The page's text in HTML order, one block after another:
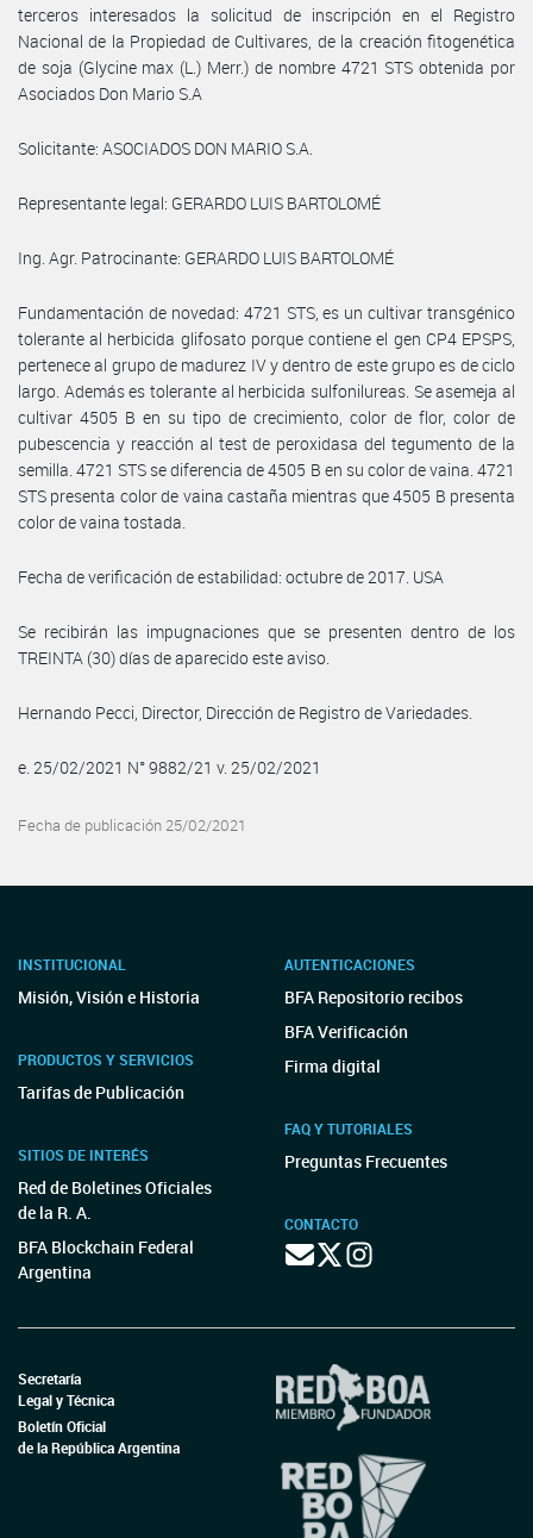
terceros interesados la solicitud de inscripción en el Registro
Nacional de la Propiedad de Cultivares, de la creación fitogenética
de soja (Glycine max (L.) Merr.) de nombre 4721 STS obtenida por
Asociados Don Mario S.A
Solicitante: ASOCIADOS DON MARIO S.A.
Representante legal: GERARDO LUIS BARTOLOMÉ
Ing. Agr. Patrocinante: GERARDO LUIS BARTOLOMÉ
Fundamentación de novedad: 4721 STS, es un cultivar transgénico
tolerante al herbicida glifosato porque contiene el gen CP4 EPSPS,
pertenece al grupo de madurez IV y dentro de este grupo es de ciclo
largo. Además es tolerante al herbicida sulfonilureas. Se asemeja al
cultivar 4505 B en su tipo de crecimiento, color de flor, color de
pubescencia y reacción al test de peroxidasa del tegumento de la
semilla. 4721 STS se diferencia de 4505 B en su color de vaina. 4721
STS presenta color de vaina castaña mientras que 4505 B presenta
color de vaina tostada.
Fecha de verificación de estabilidad: octubre de 2017. USA
Se recibirán las impugnaciones que se presenten dentro de los
TREINTA (30) días de aparecido este aviso.
Hernando Pecci, Director, Dirección de Registro de Variedades.
e. 25/02/2021 N° 9882/21 v. 25/02/2021
Fecha de publicación 25/02/2021
INSTITUCIONAL
Misión, Visión e Historia
PRODUCTOS Y SERVICIOS
Tarifas de Publicación
SITIOS DE INTERÉS
Red de Boletines Oficiales
de la R. A.
BFA Blockchain Federal
Argentina
AUTENTICACIONES
BFA Repositorio recibos
BFA Verificación
Firma digital
FAQ Y TUTORIALES
Preguntas Frecuentes
CONTACTO
Secretaría
Legal y Técnica
Boletín Oficial
de la República Argentina